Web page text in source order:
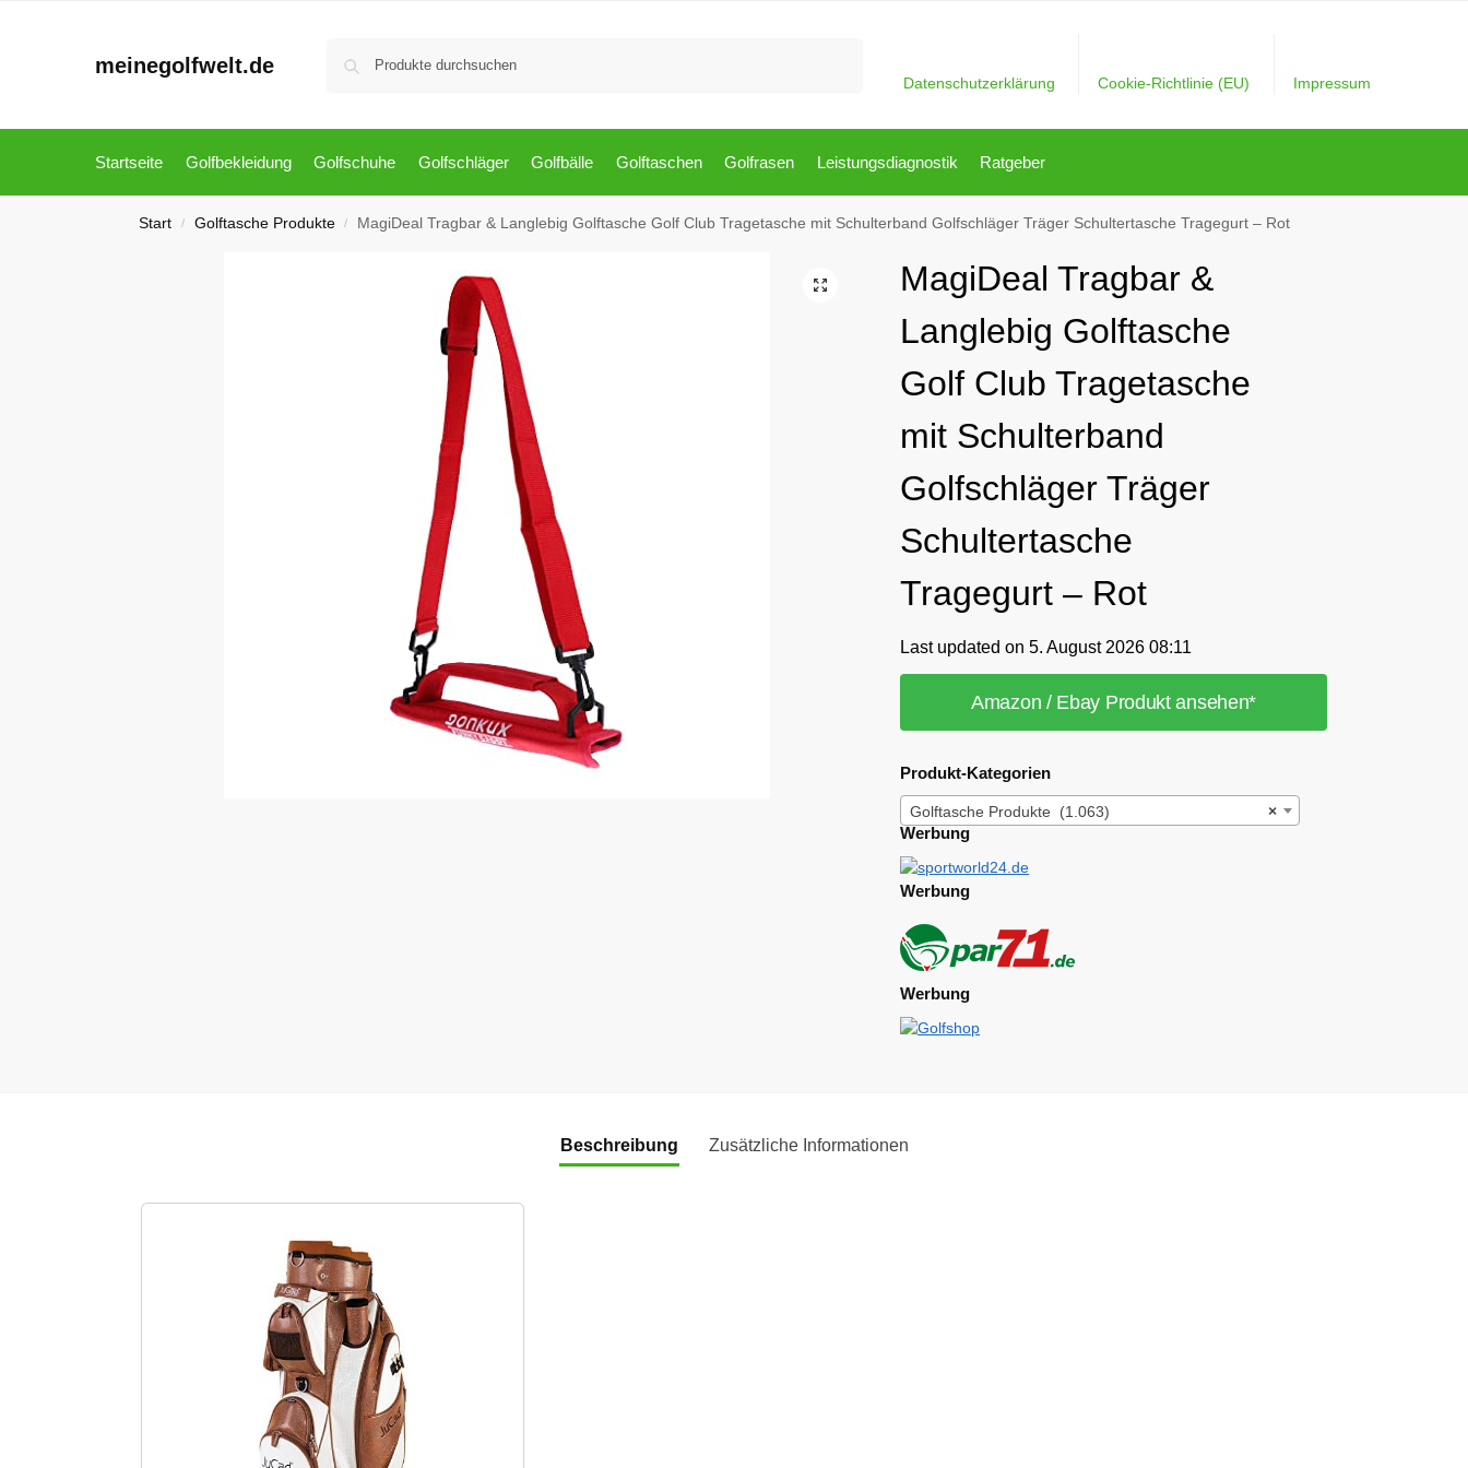
meinegolfwelt.de
Datenschutzerklärung Cookie-Richtlinie (EU) Impressum
Startseite Golfbekleidung Golfschuhe Golfschläger Golfbälle Golftaschen Golfrasen Leistungsdiagnostik Ratgeber
Start / Golftasche Produkte / MagiDeal Tragbar & Langlebig Golftasche Golf Club Tragetasche mit Schulterband Golfschläger Träger Schultertasche Tragegurt – Rot
MagiDeal Tragbar &
Langlebig Golftasche
Golf Club Tragetasche
mit Schulterband
Golfschläger Träger
Schultertasche
Tragegurt – Rot
Last updated on 5. August 2026 08:11
Amazon / Ebay Produkt ansehen*
Produkt-Kategorien
×
Golftasche Produkte (1.063)
Werbung
Werbung
Werbung
Beschreibung Zusätzliche Informationen